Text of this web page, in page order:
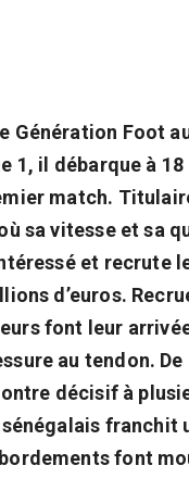
Génération Foot
1, il débarque à
match.
sa vitesse et sa
et recrute
d’euros.
font leur
au tendon.
décisif à
franchit
font